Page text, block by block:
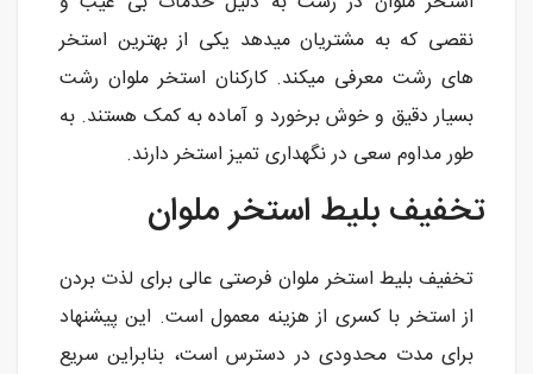
نقصی که به مشتریان میدهد یکی از بهترین استخر
های رشت معرفی میکند. کارکنان استخر ملوان رشت
بسیار دقیق و خوش برخورد و آماده به کمک هستند. به
طور مداوم سعی در نگهداری تمیز استخر دارند.
تخفیف بلیط استخر ملوان
تخفیف بلیط استخر ملوان فرصتی عالی برای لذت بردن
از استخر با کسری از هزینه معمول است. این پیشنهاد
برای مدت محدودی در دسترس است، بنابراین سریع